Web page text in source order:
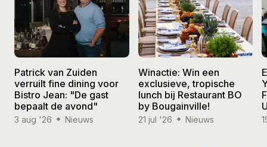
Patrick van Zuiden
verruilt fine dining voor
Bistro Jean: "De gast
bepaalt de avond"
3 aug '26 Nieuws
Winactie: Win een
exclusieve, tropische
lunch bij Restaurant BO
by Bougainville!
21 jul '26 Nieuws